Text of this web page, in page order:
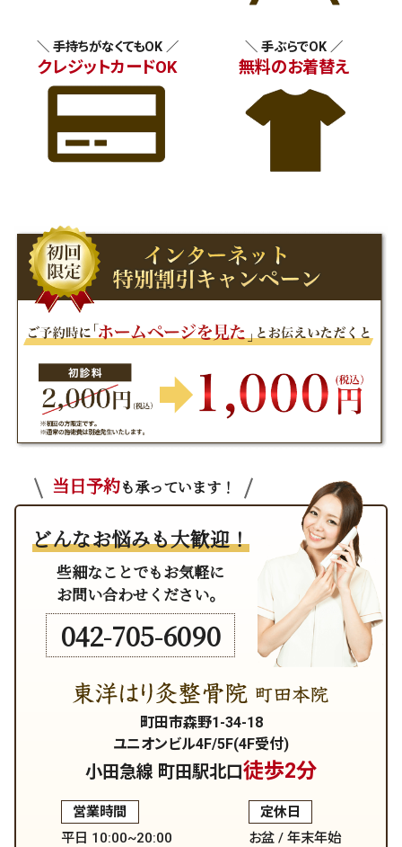
＼ 手持ちがなくてもOK ／
クレジットカードOK
＼ 手ぶらでOK ／
無料のお着替え
当日予約も承っています！
どんなお悩みも大歓迎！
些細なことでもお気軽に
お問い合わせください。
042-705-6090
町田市森野1-34-18
ユニオンビル4F/5F(4F受付)
小田急線 町田駅北口徒歩2分
営業時間
平日 10:00~20:00
定休日
お盆 / 年末年始